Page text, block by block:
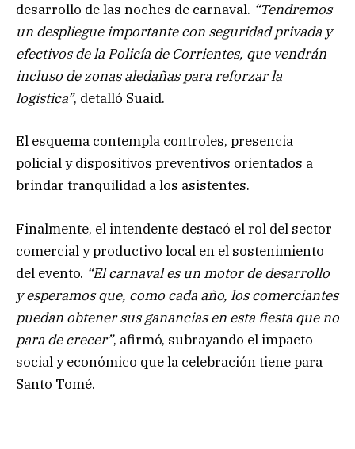
desarrollo de las noches de carnaval. “Tendremos
un despliegue importante con seguridad privada y
efectivos de la Policía de Corrientes, que vendrán
incluso de zonas aledañas para reforzar la
logística”, detalló Suaid.
El esquema contempla controles, presencia
policial y dispositivos preventivos orientados a
brindar tranquilidad a los asistentes.
Finalmente, el intendente destacó el rol del sector
comercial y productivo local en el sostenimiento
del evento. “El carnaval es un motor de desarrollo
y esperamos que, como cada año, los comerciantes
puedan obtener sus ganancias en esta fiesta que no
para de crecer”, afirmó, subrayando el impacto
social y económico que la celebración tiene para
Santo Tomé.